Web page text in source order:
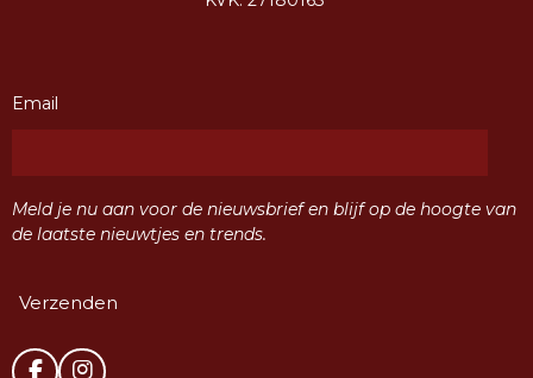
Email
Meld je nu aan voor de nieuwsbrief en blijf op de hoogte van
de laatste nieuwtjes en trends.
Verzenden